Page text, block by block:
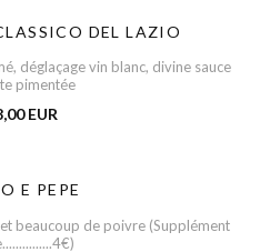
DEL LAZIO
déglaçage vin blanc, divine sauce
pimentée
EUR
E PEPE
beaucoup de poivre (Supplément